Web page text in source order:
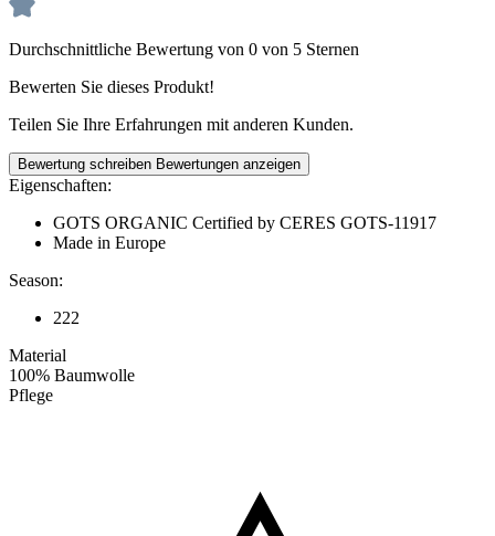
Durchschnittliche Bewertung von 0 von 5 Sternen
Bewerten Sie dieses Produkt!
Teilen Sie Ihre Erfahrungen mit anderen Kunden.
Bewertung schreiben Bewertungen anzeigen
Eigenschaften:
GOTS ORGANIC Certified by CERES GOTS-11917
Made in Europe
Season:
222
Material
100% Baumwolle
Pflege